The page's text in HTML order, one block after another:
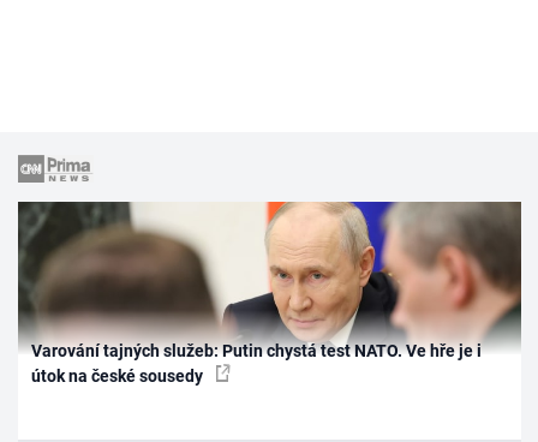
Varování tajných služeb: Putin chystá test NATO. Ve hře je i
útok na české sousedy